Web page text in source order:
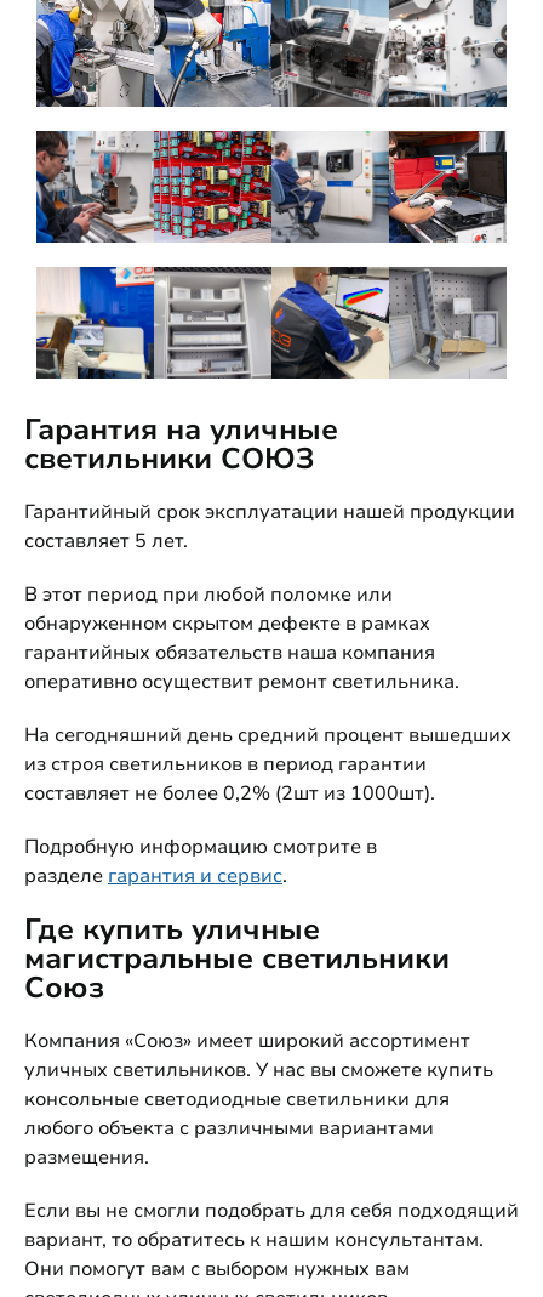
Гарантия на уличные
светильники СОЮЗ
Гарантийный срок эксплуатации нашей продукции
составляет 5 лет.
В этот период при любой поломке или
обнаруженном скрытом дефекте в рамках
гарантийных обязательств наша компания
оперативно осуществит ремонт светильника.
На сегодняшний день средний процент вышедших
из строя светильников в период гарантии
составляет не более 0,2% (2шт из 1000шт).
Подробную информацию смотрите в
разделе гарантия и сервис.
Где купить уличные
магистральные светильники
Союз
Компания «Союз» имеет широкий ассортимент
уличных светильников. У нас вы сможете купить
консольные светодиодные светильники для
любого объекта с различными вариантами
размещения.
Если вы не смогли подобрать для себя подходящий
вариант, то обратитесь к нашим консультантам.
Они помогут вам с выбором нужных вам